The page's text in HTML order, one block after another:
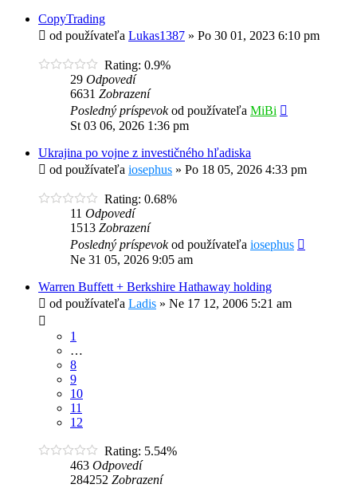
CopyTrading
od používateľa Lukas1387 » Po 30 01, 2023 6:10 pm
Rating: 0.9%
29 Odpovedí
6631 Zobrazení
Posledný príspevokod používateľa MiBi
St 03 06, 2026 1:36 pm
Ukrajina po vojne z investičného hľadiska
od používateľa iosephus » Po 18 05, 2026 4:33 pm
Rating: 0.68%
11 Odpovedí
1513 Zobrazení
Posledný príspevokod používateľa iosephus
Ne 31 05, 2026 9:05 am
Warren Buffett + Berkshire Hathaway holding
od používateľa Ladis » Ne 17 12, 2006 5:21 am
1
…
8
9
10
11
12
Rating: 5.54%
463 Odpovedí
284252 Zobrazení